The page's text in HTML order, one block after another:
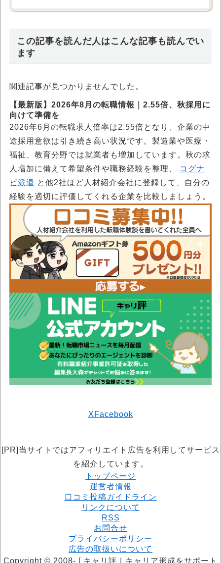
この記事を読んだ人はこんな記事も読んでい
ます
関連記事が見つかりませんでした。
【最新版】2026年8月の転職情報｜2.55倍、秋採用に
向けて準備を
2026年6月の転職求人倍率は2.55倍となり、企業の中
途採用意欲は引き続き高い状況です。製造業や医療・
福祉、教育分野では就業者も増加しています。秋の求
人増加に備えて希望条件や職務経験を整理、
コグナ
ビ派遣 と他2社ほど人材紹介会社に登録して、自分の
経験を適切に評価してくれる企業を比較しましょう。
X Facebook
[PR]当サイトではアフィリエイト広告を利用してサービス
を紹介しています。
トップページ
運営者情報
口コミ投稿ガイドライン
リンクについて
RSS
お問合せ
プライバシーポリシー
広告の取扱いについて
Copyright © 2008- [ キャリ評｜キャリア形成をサポート